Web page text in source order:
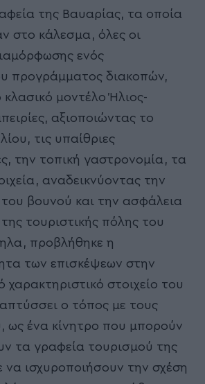
της Βαυαρίας, τα οποία
στο κάλεσμα, όλες οι
ενός
προγράμματος διακοπών,
κλασικό μοντέλο Ήλιος-
αξιοποιώντας το
τις υπαίθριες
την τοπική γαστρονομία, τα
αναδεικνύοντας την
του βουνού και την ασφάλεια
τουριστικής πόλης του
προβλήθηκε η
των επισκέψεων στην
χαρακτηριστικό στοιχείο του
ο τόπος με τους
ως ένα κίνητρο που μπορούν
τα γραφεία τουρισμού της
να ισχυροποιήσουν την σχέση